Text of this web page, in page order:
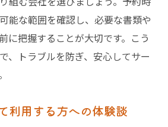
能な範囲を確認し、必要な書類や
に把握することが大切です。こう
、トラブルを防ぎ、安心してサー
利用する方への体験談